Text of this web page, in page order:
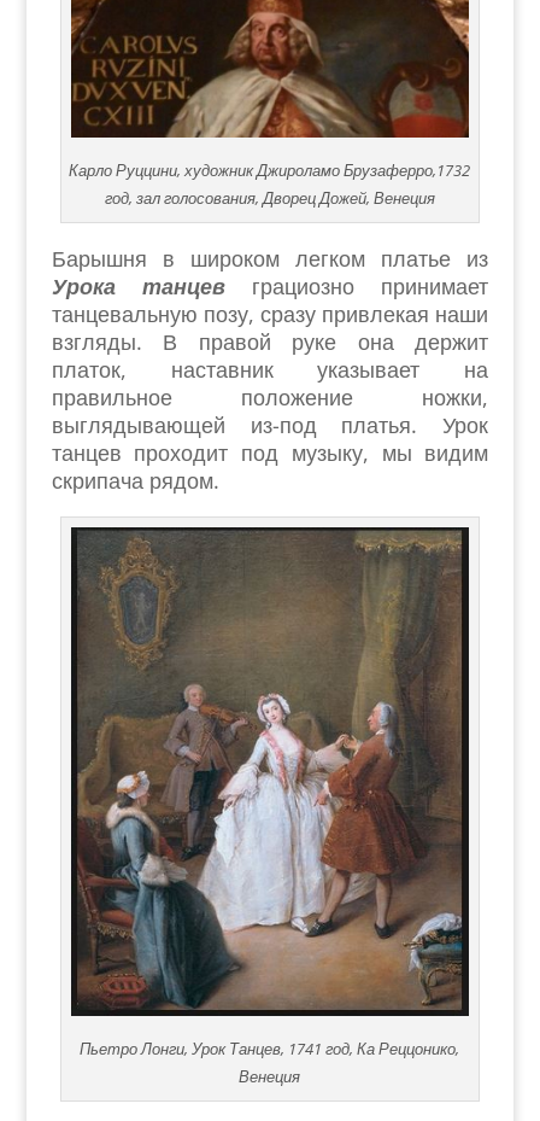
Карло Руццини, художник Джироламо Брузаферро,1732
год, зал голосования, Дворец Дожей, Венеция
Барышня в широком легком платье из
Урока танцевграциозно принимает
танцевальную позу, сразу привлекая наши
взгляды. В правой руке она держит
платок, наставник указывает на
правильное положение ножки,
выглядывающей из-под платья. Урок
танцев проходит под музыку, мы видим
скрипача рядом.
Пьетро Лонги, Урок Танцев, 1741 год, Ка Реццонико,
Венеция